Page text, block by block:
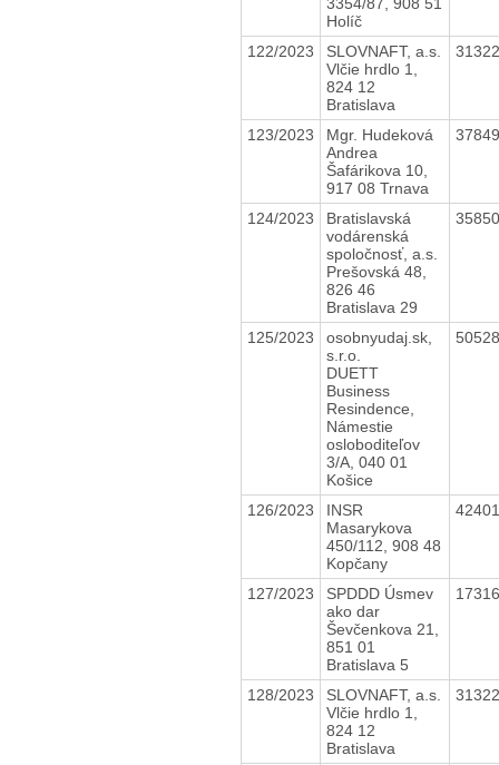
Holíč
122/2023
SLOVNAFT, a.s.
Vlčie hrdlo 1,
824 12
Bratislava
123/2023
Mgr. Hudeková
Andrea
Šafárikova 10,
917 08 Trnava
124/2023
Bratislavská
vodárenská
spoločnosť, a.s.
Prešovská 48,
826 46
Bratislava 29
125/2023
osobnyudaj.sk,
s.r.o.
DUETT
Business
Resindence,
Námestie
osloboditeľov
3/A, 040 01
Košice
126/2023
INSR
Masarykova
450/112, 908 48
Kopčany
127/2023
SPDDD Úsmev
ako dar
Ševčenkova 21,
851 01
Bratislava 5
128/2023
SLOVNAFT, a.s.
Vlčie hrdlo 1,
824 12
Bratislava